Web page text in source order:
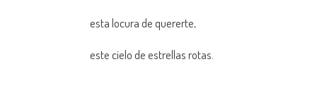
esta locura de quererte,
este cielo de estrellas rotas.